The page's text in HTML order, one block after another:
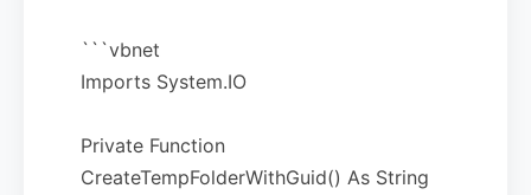
```vbnet
Imports System.IO
Private Function
CreateTempFolderWithGuid() As String